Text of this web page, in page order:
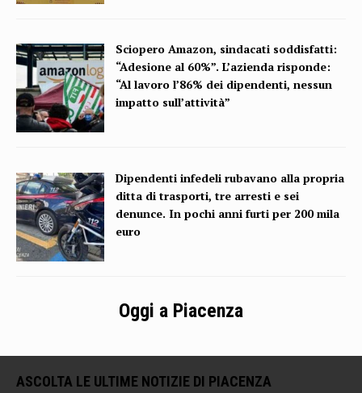
Sciopero Amazon, sindacati soddisfatti:
“Adesione al 60%”. L’azienda risponde:
“Al lavoro l’86% dei dipendenti, nessun
impatto sull’attività”
Dipendenti infedeli rubavano alla propria
ditta di trasporti, tre arresti e sei
denunce. In pochi anni furti per 200 mila
euro
Oggi a Piacenza
ASCOLTA LE ULTIME NOTIZIE DI PIACENZA